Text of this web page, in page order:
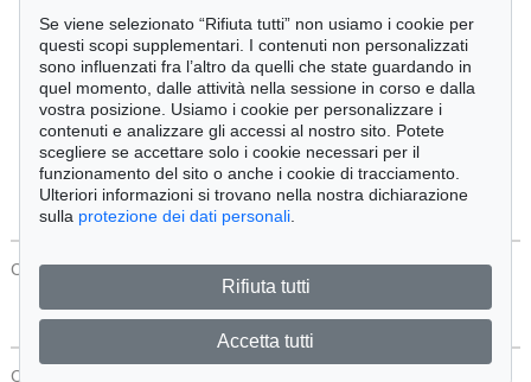
Tutti gli oggetti
Solo offerte attuali
Solo oggetti venduti
Cerca
CONTATTI Protezione Dei Dati
CONTATTI
Se viene selezionato “Rifiuta tutti” non usiamo i cookie per
questi scopi supplementari. I contenuti non personalizzati
sono influenzati fra l’altro da quelli che state guardando in
quel momento, dalle attività nella sessione in corso e dalla
vostra posizione. Usiamo i cookie per personalizzare i
contenuti e analizzare gli accessi al nostro sito. Potete
scegliere se accettare solo i cookie necessari per il
funzionamento del sito o anche i cookie di tracciamento.
Ulteriori informazioni si trovano nella nostra dichiarazione
sulla protezione dei dati personali
Rifiuta tutti
Accetta tutti